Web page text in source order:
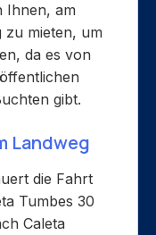
Ihnen, am
zu mieten, um
da es von
gibt.
Landweg
die Fahrt
Tumbes 30
Caleta